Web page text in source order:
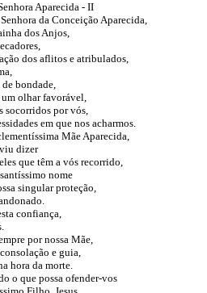
Aparecida - II
da Conceição Aparecida,
dos Anjos,
dos aflitos e atribulados,
bondade,
olhar favorável,
socorridos por vós,
em que nos acharmos.
Mãe Aparecida,
dizer
que têm a vós recorrido,
nome
singular proteção,
confiança,
por nossa Mãe,
e guia,
hora da morte.
o que possa ofender-vos